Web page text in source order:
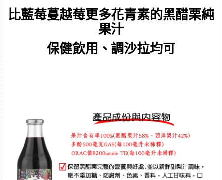
比藍莓蔓越莓更多花青素的黑醋栗純
果汁
保健飲用、調沙拉均可